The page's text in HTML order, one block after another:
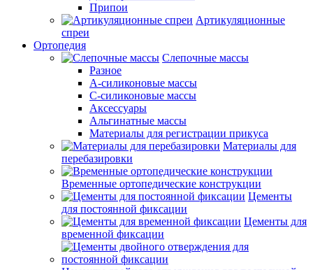
Припои
Артикуляционные
спреи
Ортопедия
Слепочные массы
Разное
А-силиконовые массы
С-силиконовые массы
Аксессуары
Альгинатные массы
Материалы для регистрации прикуса
Материалы для
перебазировки
Временные ортопедические конструкции
Цементы
для постоянной фиксации
Цементы для
временной фиксации